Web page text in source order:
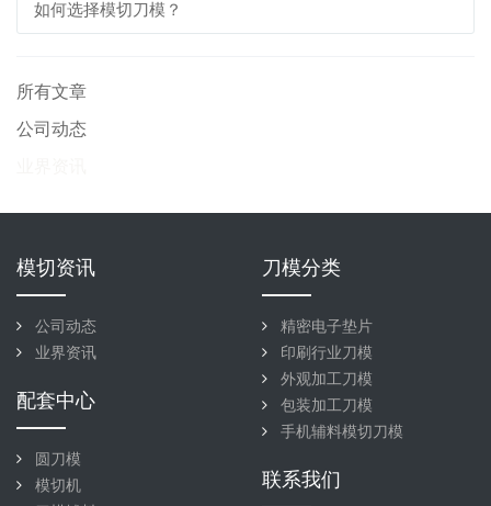
如何选择模切刀模？
所有文章
公司动态
模切资讯
公司动态
业界资讯
刀模分类
精密电子垫片
印刷行业刀模
外观加工刀模
包装加工刀模
手机辅料模切刀模
配套中心
圆刀模
模切机
联系我们